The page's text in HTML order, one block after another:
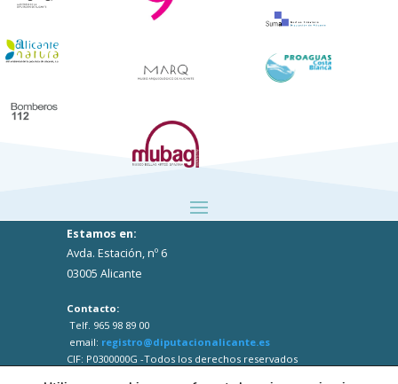
Estamos en:
Avda. Estación, nº 6
03005 Alicante
Contacto:
Telf. 965 98 89 00
email: registro@diputacionalicante.es
CIF: P0300000G -Todos los derechos reservados